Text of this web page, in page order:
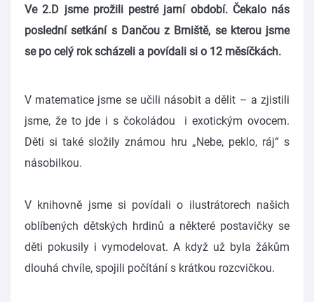
Ve 2.D jsme prožili pestré jarní období. Čekalo nás
poslední setkání s Dančou z Brniště, se kterou jsme
se po celý rok scházeli a povídali si o 12 měsíčkách.
V matematice jsme se učili násobit a dělit – a zjistili
jsme, že to jde i s čokoládou i exotickým ovocem.
Děti si také složily známou hru „Nebe, peklo, ráj“ s
násobilkou.
V knihovně jsme si povídali o ilustrátorech našich
oblíbených dětských hrdinů a některé postavičky se
děti pokusily i vymodelovat. A když už byla žákům
dlouhá chvíle, spojili počítání s krátkou rozcvičkou.